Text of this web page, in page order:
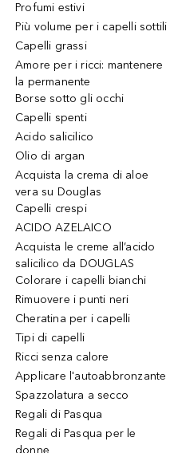
Profumi estivi
Più volume per i capelli sottili
Capelli grassi
Amore per i ricci: mantenere
la permanente
Borse sotto gli occhi
Capelli spenti
Acido salicilico
Olio di argan
Acquista la crema di aloe
vera su Douglas
Capelli crespi
ACIDO AZELAICO
Acquista le creme all’acido
salicilico da DOUGLAS
Colorare i capelli bianchi
Rimuovere i punti neri
Cheratina per i capelli
Tipi di capelli
Ricci senza calore
Applicare l'autoabbronzante
Spazzolatura a secco
Regali di Pasqua
Regali di Pasqua per le